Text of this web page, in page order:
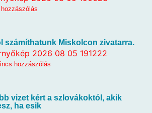
számíthatunk Miskolcon zivatarra.
hozzászólás
vizet kért a szlovákoktól, akik
ha esik